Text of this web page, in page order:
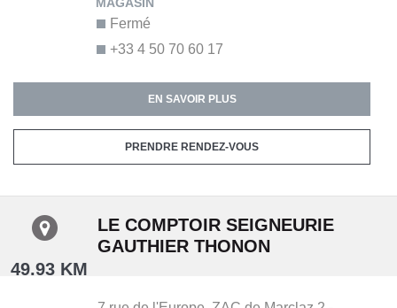
+33 4 50 70 60 17
Fermé
EN SAVOIR PLUS
PRENDRE RENDEZ-VOUS
49.93 KM
LE COMPTOIR SEIGNEURIE
GAUTHIER THONON